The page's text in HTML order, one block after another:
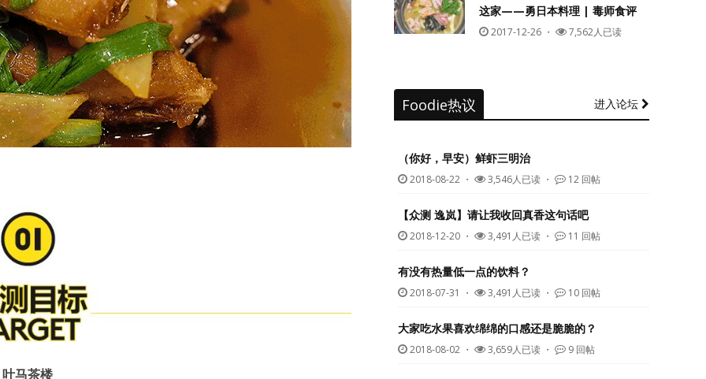
叶马茶楼
这家——勇日本料理 | 毒师食评
2017-12-26 ・ 7,562人已读
Foodie热议 进入论坛
（你好，早安）鲜虾三明治
2018-08-22 ・ 3,546人已读 ・ 12 回帖
【众测 逸岚】请让我收回真香这句话吧
2018-12-20 ・ 3,491人已读 ・ 11 回帖
有没有热量低一点的饮料？
2018-07-31 ・ 3,491人已读 ・ 10 回帖
大家吃水果喜欢绵绵的口感还是脆脆的？
2018-08-02 ・ 3,659人已读 ・ 9 回帖